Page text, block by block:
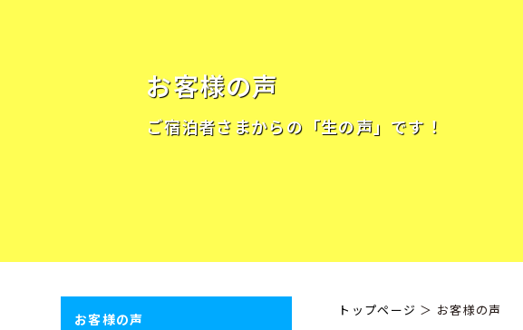
お客様の声
ご宿泊者さまからの「生の声」です！
トップページ ＞ お客様の声
お客様の声